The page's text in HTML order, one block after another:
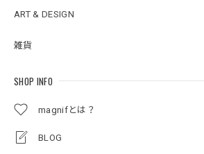
ART & DESIGN
雑貨
SHOP INFO
magnifとは？
BLOG